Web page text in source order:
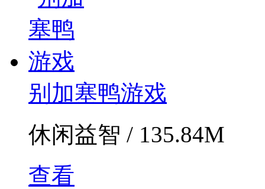
别加塞鸭游戏
休闲益智 / 135.84M
查看